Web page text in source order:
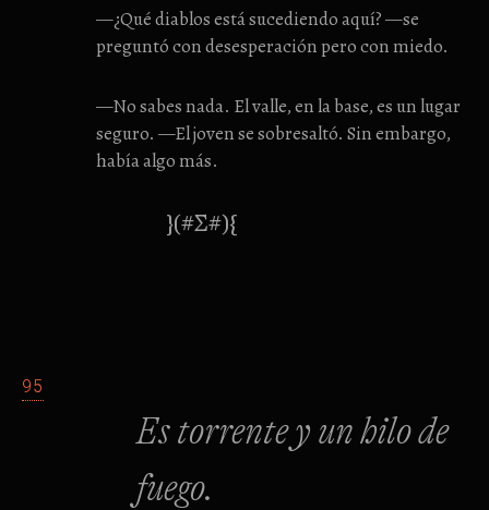
—¿Qué diablos está sucediendo aquí? —se
preguntó con desesperación pero con miedo.
—No sabes nada. El valle, en la base, es un lugar
seguro. —El joven se sobresaltó. Sin embargo,
había algo más.
}(#Σ#){
95
Es torrente y un hilo de
fuego.